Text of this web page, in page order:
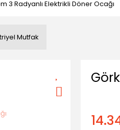
3 Radyanlı Elektrikli Döner Ocağı
Mutfak